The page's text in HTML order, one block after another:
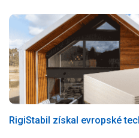
RigiStabil získal evropské